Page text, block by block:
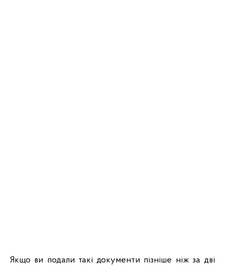
Якщо ви подали такі документи пізніше ніж за дві